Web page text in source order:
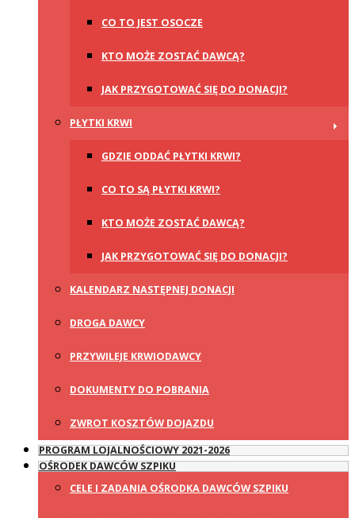
CO TO JEST OSOCZE
KTO MOŻE ZOSTAĆ DAWCĄ?
JAK PRZYGOTOWAĆ SIĘ DO DONACJI?
PŁYTKI KRWI
GDZIE ODDAĆ PŁYTKI KRWI?
CO TO SĄ PŁYTKI KRWI?
KTO MOŻE ZOSTAĆ DAWCĄ?
JAK PRZYGOTOWAĆ SIĘ DO DONACJI?
KALENDARZ NASTĘPNEJ DONACJI
DROGA DAWCY
PRZYWILEJE KRWIODAWCY
DOKUMENTY DO POBRANIA
ZWROT KOSZTÓW DOJAZDU
PROGRAM LOJALNOŚCIOWY 2021-2026
OŚRODEK DAWCÓW SZPIKU
CELE I ZADANIA OŚRODKA DAWCÓW SZPIKU